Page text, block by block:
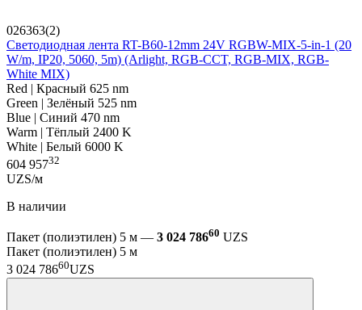
026363(2)
Светодиодная лента RT-B60-12mm 24V RGBW-MIX-5-in-1 (20
W/m, IP20, 5060, 5m) (Arlight, RGB-CCT, RGB-MIX, RGB-
White MIX)
Red | Красный 625 nm
Green | Зелёный 525 nm
Blue | Синий 470 nm
Warm | Тёплый 2400 K
White | Белый 6000 K
604 95732
UZS/м
В наличии
Пакет (полиэтилен) 5 м — 3 024 78660 UZS
Пакет (полиэтилен) 5 м
3 024 78660UZS